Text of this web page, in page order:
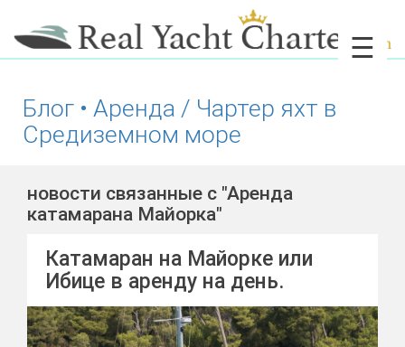
☰
Блог • Аренда / Чартер яхт в
Средиземном море
новости связанные с "Аренда
катамарана Майорка"
Катамаран на Майорке или
Ибице в аренду на день.